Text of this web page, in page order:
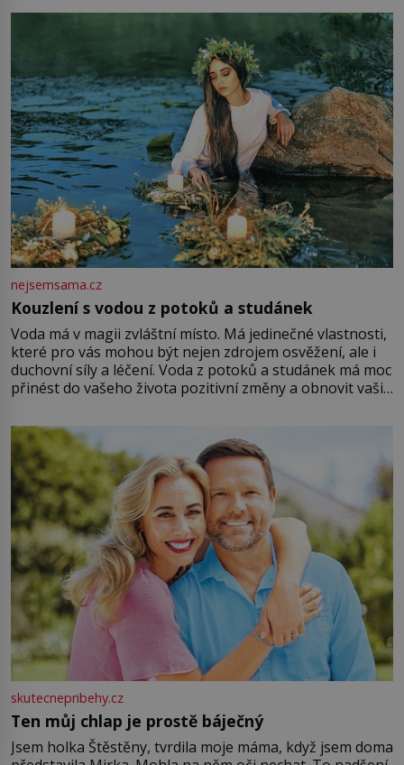
milostpaní. Stačí jenom na sukni,“ zhodnotí švadlena
množství růžového mušelínu. „Ošidili vás, podívejte.“
nejsemsama.cz
Kouzlení s vodou z potoků a studánek
Voda má v magii zvláštní místo. Má jedinečné vlastnosti,
které pro vás mohou být nejen zdrojem osvěžení, ale i
duchovní síly a léčení. Voda z potoků a studánek má moc
přinést do vašeho života pozitivní změny a obnovit vaši
můžete obohatit své rituály a přinést do svého života
větší harmonii a klid. Je důležité
skutecnepribehy.cz
Ten můj chlap je prostě báječný
Jsem holka Štěstěny, tvrdila moje máma, když jsem doma